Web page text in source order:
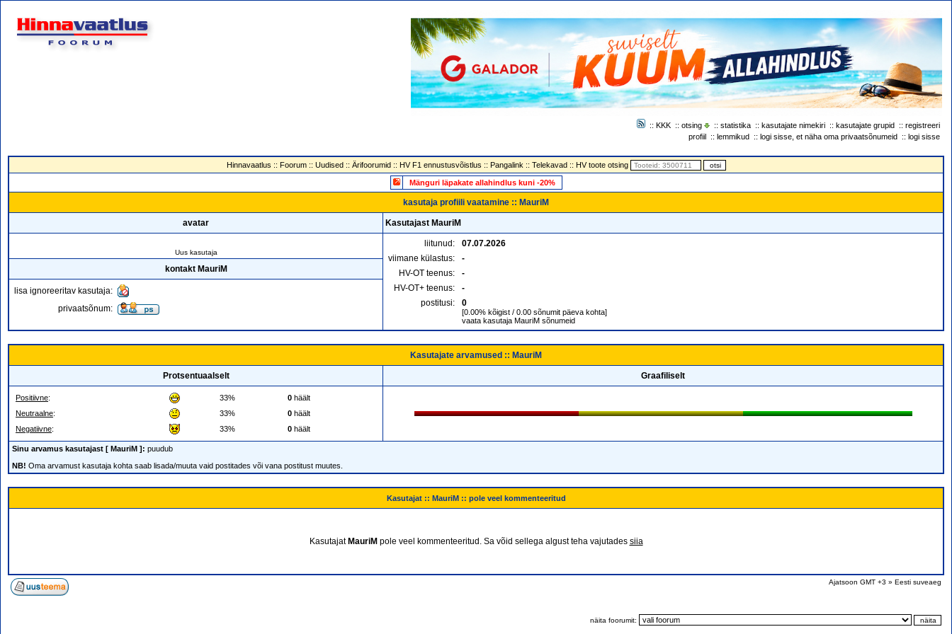
:: KKK :: otsing :: statistika :: kasutajate nimekiri :: kasutajate grupid :: registreeri
profiil :: lemmikud :: logi sisse, et näha oma privaatsõnumeid :: logi sisse
Hinnavaatlus :: Foorum:: Uudised:: Ärifoorumid:: HV F1 ennustusvõistlus :: Pangalink :: Telekavad:: HV toote otsing
Mänguri läpakate allahindlus kuni -20%
kasutaja profiili vaatamine :: MauriM
avatar Kasutajast MauriM
Uus kasutaja
liitunud:
07.07.2026
viimane külastus:
-
HV-OT teenus:
-
HV-OT+ teenus:
-
postitusi:
0
[0.00% kõigist / 0.00 sõnumit päeva kohta]
vaata kasutaja MauriM sõnumeid
kontakt MauriM
lisa ignoreeritav kasutaja:
privaatsõnum:
Kasutajate arvamused :: MauriM
Protsentuaalselt Graafiliselt
Positiivne: 33% 0 häält
Neutraalne: 33% 0 häält
Negatiivne: 33% 0 häält
Sinu arvamus kasutajast [ MauriM ]: puudub
NB! Oma arvamust kasutaja kohta saab lisada/muuta vaid postitades või vana postitust muutes.
Kasutajat :: MauriM :: pole veel kommenteeritud
Kasutajat MauriM pole veel kommenteeritud. Sa võid sellega algust teha vajutades siia
Ajatsoon GMT +3 » Eesti suveaeg
näita foorumit: